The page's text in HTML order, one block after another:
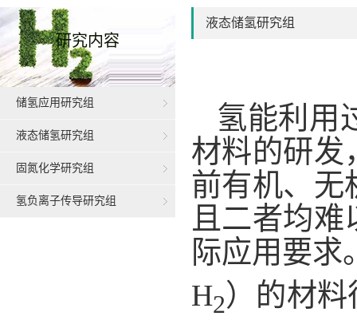
研究内容
储氢应用研究组
液态储氢研究组
固氮化学研究组
氢负离子传导研究组
液态储氢研究组
氢能利用
材料的研发
前有机、无
且二者均
际应用要
H2）的材